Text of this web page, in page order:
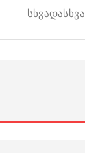
სხვადასხვა